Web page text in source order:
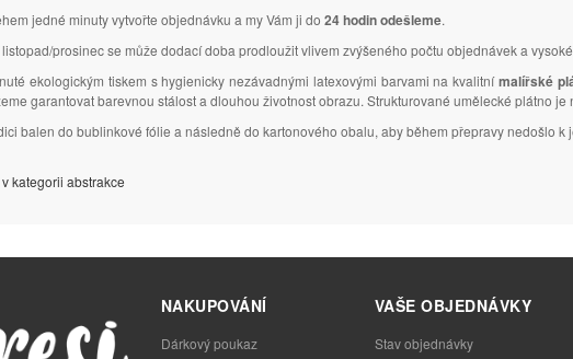
jedné minuty vytvořte objednávku a my Vám ji do 24 hodin odešleme.
prosinec se může dodací doba prodloužit vlivem zvýšeného počtu objednávek a
ekologickým tiskem s hygienicky nezávadnými latexovými barvami na kvalitnímalířské
garantovat barevnou stálost a dlouhou životnost obrazu. Strukturované umělecké plátno
balen do bublinkové fólie a následně do kartonového obalu, aby během přepravy nedošlo
kategorii abstrakce
NAKUPOVÁNÍ
Dárkový poukaz
VAŠE OBJEDNÁVKY
Stav objednávky